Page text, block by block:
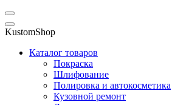
KustomShop
Каталог товаров
Покраска
Шлифование
Полировка и автокосметика
Кузовной ремонт